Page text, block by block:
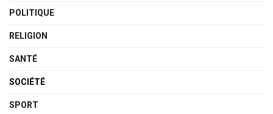
POLITIQUE
RELIGION
SANTÉ
SOCIÉTÉ
SPORT